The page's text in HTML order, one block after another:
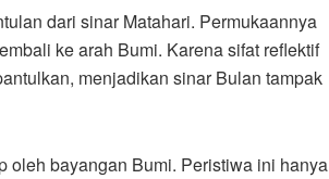
dari sinar Matahari. Permukaannya
ke arah Bumi. Karena sifat reflektif
menjadikan sinar Bulan tampak
oleh bayangan Bumi. Peristiwa ini hanya